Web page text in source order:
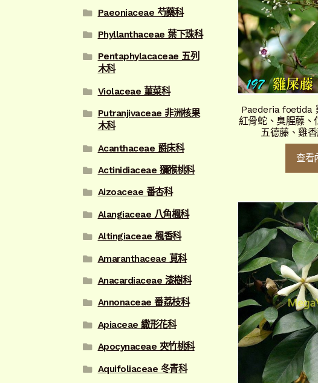
Paederia foetida
紅骨蛇、臭腥藤、
五德藤、雞
查看
Paeoniaceae 芍藥科
Phyllanthaceae 葉下珠科
Pentaphylacaceae 五列
木科
Violaceae 菫菜科
Putranjivaceae 非洲核果
木科
Acanthaceae 爵床科
Actinidiaceae 獼猴桃科
Aizoaceae 番杏科
Alangiaceae 八角楓科
Altingiaceae 楓香科
Amaranthaceae 莧科
Anacardiaceae 漆樹科
Annonaceae 番荔枝科
Apiaceae 繖形花科
Apocynaceae 夾竹桃科
Aquifoliaceae 冬青科